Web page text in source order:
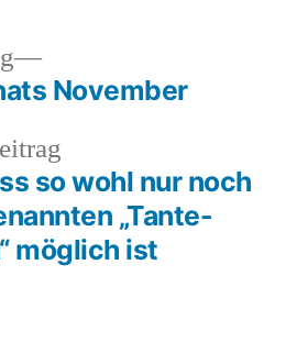
Beitrag:
so wohl nur noch
„Tante-
möglich ist
Nächster
Beitrag:
November